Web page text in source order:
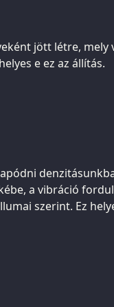
jött létre, mely
e ez az állítás.
a vibráció
szerint. Ez